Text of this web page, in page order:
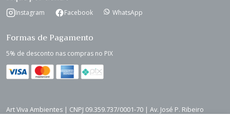
Instagram Facebook WhatsApp
Formas de Pagamento
5% de desconto nas compras no PIX
Art Viva Ambientes | CNPJ 09.359.737/0001-70 | Av. José P. Ribeiro